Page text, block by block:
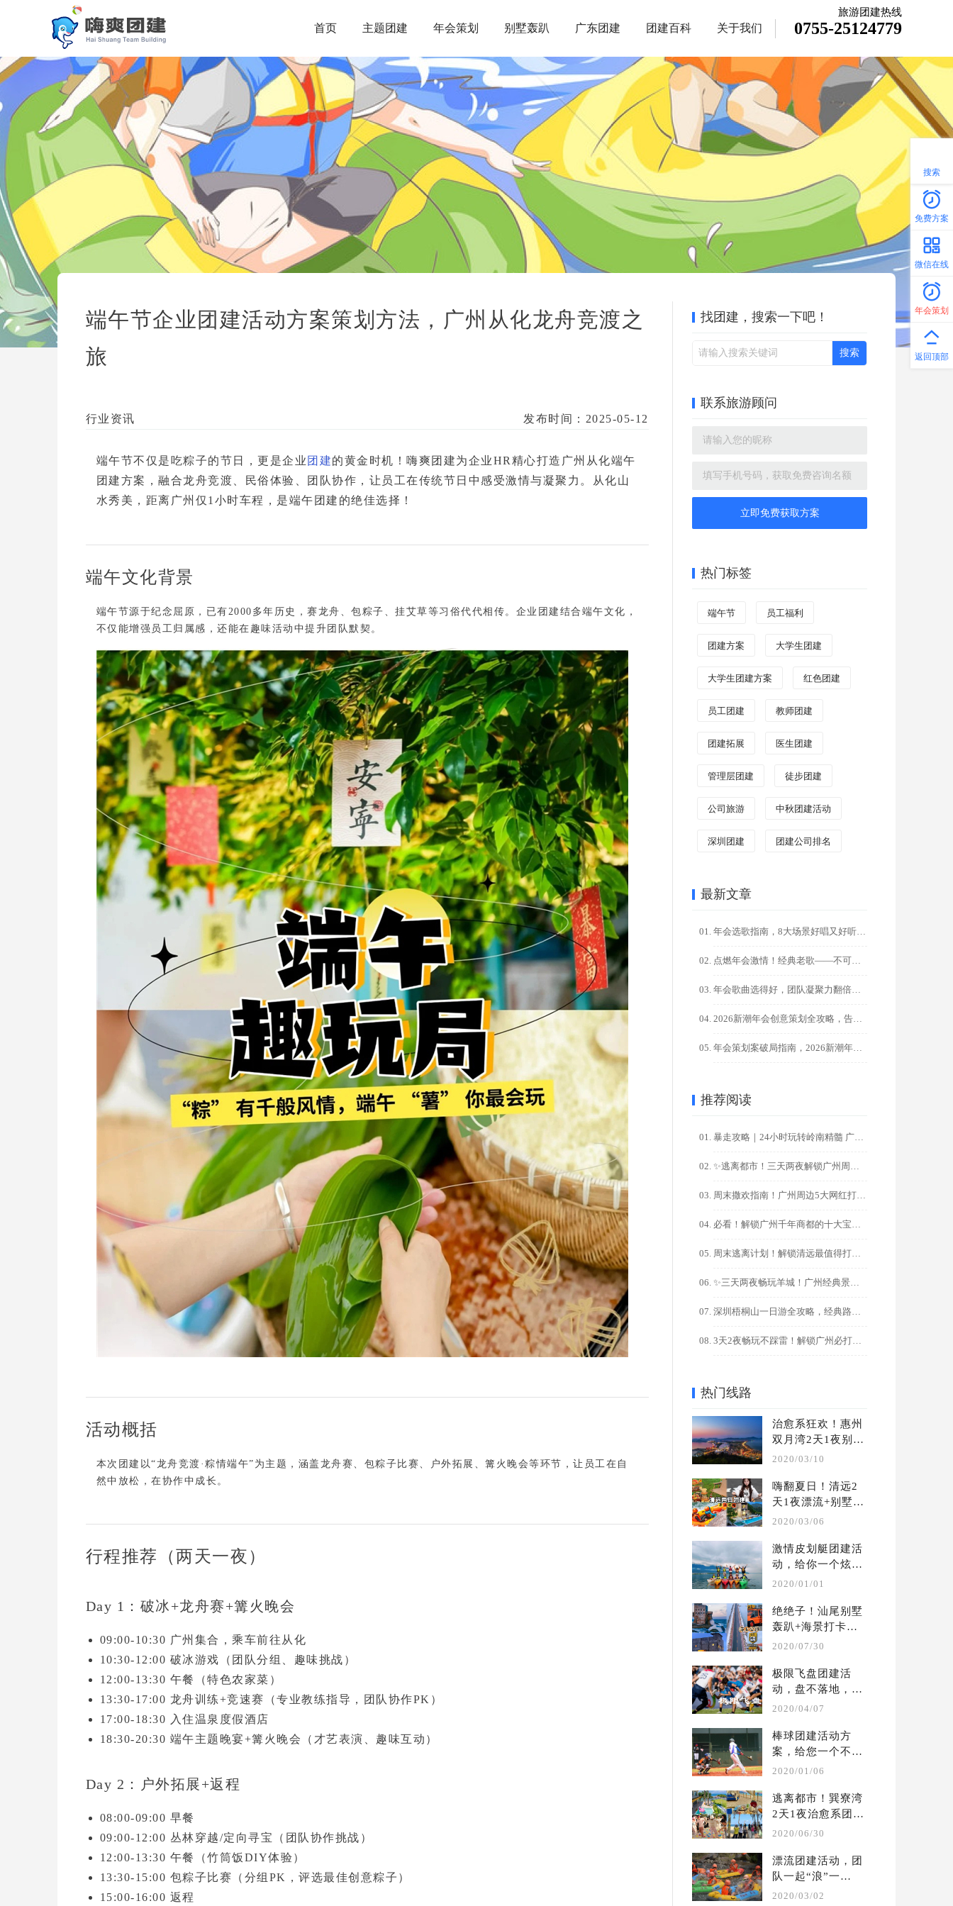
首页 主题团建 年会策划 别墅轰趴 广东团建 团建百科 关于我们
旅游团建热线
0755-25124779
免费方案
微信在线
年会策划
返回顶部
搜索
端午节企业团建活动方案策划方法，广州从化龙舟竞渡之
旅
行业资讯 发布时间：2025-05-12
端午节不仅是吃粽子的节日，更是企业 团建的黄金时机！ 嗨爽团建为企业HR精心打造 广州从化端午
团建方案 ，融合龙舟竞渡、民俗体验、团队协作 ，让员工在传统节日中感受激情与凝聚力。从化山
水秀美，距离广州仅1小时车程，是端午团建的绝佳选择！
端午文化背景
端午节源于纪念屈原，已有2000多年历史，赛龙舟、包粽子、挂艾草等习俗代代相传。 企业团建结合端午文化 ，
不仅能增强员工归属感，还能在趣味活动中提升团队默契。
活动概括
本次团建以“龙舟竞渡·粽情端午” 为主题，涵盖 龙舟赛、包粽子比赛、户外拓展、篝火晚会等环节，让员工在自
然中放松，在协作中成长。
行程推荐（两天一夜）
Day 1：破冰+龙舟赛+篝火晚会
09:00-10:30 广州集合，乘车前往从化
10:30-12:00 破冰游戏 （团队分组、趣味挑战）
12:00-13:30 午餐（特色农家菜）
13:30-17:00 龙舟训练+竞速赛
（专业教练指导，团队协作PK）
17:00-18:30 入住温泉度假酒店
18:30-20:30 端午主题晚宴+篝火晚会 （才艺表演、趣味互动）
Day 2：户外拓展+返程
08:00-09:00 早餐
09:00-12:00 丛林穿越/定向寻宝
（团队协作挑战）
12:00-13:30 午餐（竹筒饭DIY体验）
13:30-15:00 包粽子比赛
（分组PK，评选最佳创意粽子）
15:00-16:00 返程
找团建，搜索一下吧！
联系旅游顾问
立即免费获取方案
热门标签
端午节 员工福利
团建方案 大学生团建
大学生团建方案 红色团建
员工团建 教师团建
团建拓展 医生团建
管理层团建 徒步团建
公司旅游 中秋团建活动
深圳团建 团建公司排名
最新文章
年会选歌指南，8大场景好唱又好听的金曲推荐，点燃全场氛围！
点燃年会激情！经典老歌——不可替代的气氛引擎！?
年会歌曲选得好，团队凝聚力翻倍！HR必藏100+金曲清单
2026新潮年会创意策划全攻略，告别千篇一律，点燃团队激情！
年会策划案破局指南，2026新潮年会创意，让00后员工直呼过 ...
推荐阅读
暴走攻略｜24小时玩转岭南精髓 广州一日游精华路线
✨逃离都市！三天两夜解锁广州周边秘境之旅✨
周末撒欢指南！广州周边5大网红打卡地一日游攻略
必看！解锁广州千年商都的十大宝藏打卡地，一日游/周末游攻略
周末逃离计划！解锁清远最值得打卡的十大秘境（广州出发2天1夜 ...
✨三天两夜畅玩羊城！广州经典景点+美食全攻略
深圳梧桐山一日游全攻略，经典路线+隐藏玩法解锁
3天2夜畅玩不踩雷！解锁广州必打卡的10大宝藏景点
热门线路
治愈系狂欢！惠州
双月湾2天1夜别墅
轰趴团建攻略
2020/03/10
嗨翻夏日！清远2
天1夜漂流+别墅轰
趴团建攻略
2020/03/06
激情皮划艇团建活
动，给你一个炫酷
的水上团建 | 夏季
2020/01/01
绝绝子！汕尾别墅
轰趴+海景打卡两
天一夜团建攻略
2020/07/30
极限飞盘团建活
动，盘不落地，永
不放弃  | 户外团建
2020/04/07
棒球团建活动方
案，给您一个不一
样的体验  |  户外
2020/01/06
逃离都市！巽寮湾
2天1夜治愈系团建
攻略?别墅轰趴保
2020/06/30
漂流团建活动，团
队一起“浪”一
起“嗨” ！ | 夏季
2020/03/02